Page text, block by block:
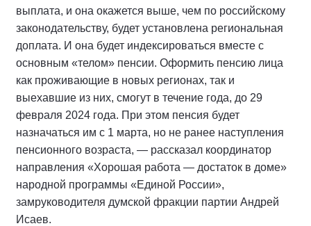
выплата, и она окажется выше, чем по российскому
законодательству, будет установлена региональная
доплата. И она будет индексироваться вместе с
основным «телом» пенсии. Оформить пенсию лица
как проживающие в новых регионах, так и
выехавшие из них, смогут в течение года, до 29
февраля 2024 года. При этом пенсия будет
назначаться им с 1 марта, но не ранее наступления
пенсионного возраста, — рассказал координатор
направления «Хорошая работа — достаток в доме»
народной программы «Единой России»,
замруководителя думской фракции партии Андрей
Исаев.